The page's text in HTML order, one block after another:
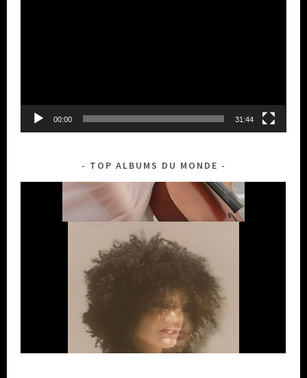
00:00 31:44
TOP ALBUMS DU MONDE